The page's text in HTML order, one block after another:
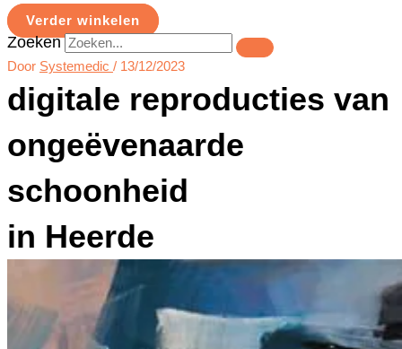
Verder winkelen
Zoeken
Door Systemedic / 13/12/2023
digitale reproducties van
ongeëvenaarde
schoonheid
in Heerde